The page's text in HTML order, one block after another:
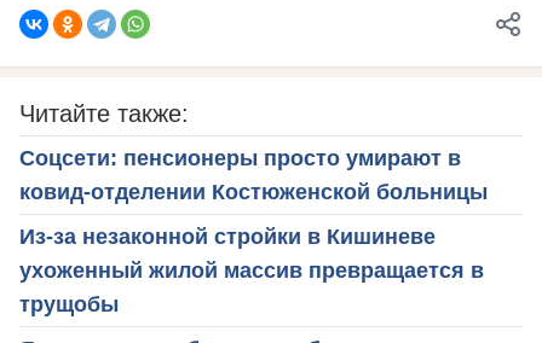
Читайте также:
Соцсети: пенсионеры просто умирают в
ковид-отделении Костюженской больницы
Из-за незаконной стройки в Кишиневе
ухоженный жилой массив превращается в
трущобы